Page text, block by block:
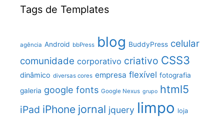
Tags de Templates
agência Android bbPress blog BuddyPress celular
comunidade corporativo criativo CSS3
dinâmico diversas cores empresa flexível fotografia
galeria google fonts Google Nexus grupo html5
iPad iPhone jornal jquery limpo loja